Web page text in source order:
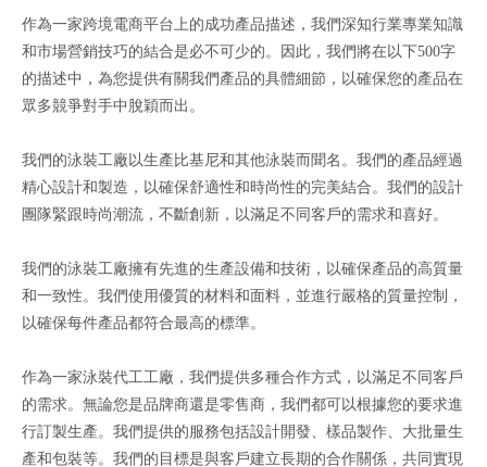
作為一家跨境電商平台上的成功產品描述，我們深知行業專業知識
和市場營銷技巧的結合是必不可少的。因此，我們將在以下500字
的描述中，為您提供有關我們產品的具體細節，以確保您的產品在
眾多競爭對手中脫穎而出。
我們的泳裝工廠以生產比基尼和其他泳裝而聞名。我們的產品經過
精心設計和製造，以確保舒適性和時尚性的完美結合。我們的設計
團隊緊跟時尚潮流，不斷創新，以滿足不同客戶的需求和喜好。
我們的泳裝工廠擁有先進的生產設備和技術，以確保產品的高質量
和一致性。我們使用優質的材料和面料，並進行嚴格的質量控制，
以確保每件產品都符合最高的標準。
作為一家泳裝代工工廠，我們提供多種合作方式，以滿足不同客戶
的需求。無論您是品牌商還是零售商，我們都可以根據您的要求進
行訂製生產。我們提供的服務包括設計開發、樣品製作、大批量生
產和包裝等。我們的目標是與客戶建立長期的合作關係，共同實現